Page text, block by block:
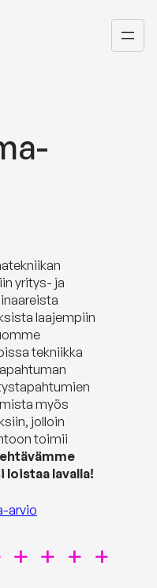
yritys- ja
laajempiin
tekniikka
myös
jolloin
toimii
loistaa lavalla!
arvio